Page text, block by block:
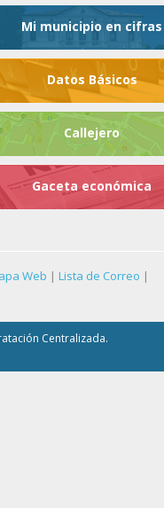
Mi municipio en cifras
Datos Básicos
Callejero
Gaceta económica
Web | Lista de Correo |
Centralizada.